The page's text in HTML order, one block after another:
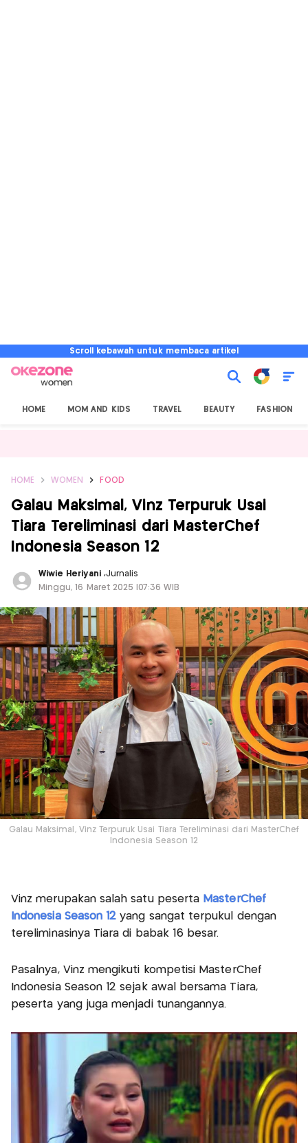
Scroll kebawah untuk membaca artikel
HOME MOM AND KIDS TRAVEL BEAUTY FASHION
HOME WOMEN FOOD
Galau Maksimal, Vinz Terpuruk Usai
Tiara Tereliminasi dari MasterChef
Indonesia Season 12
Wiwie Heriyani ,Jurnalis
Minggu, 16 Maret 2025 |07:36 WIB
Galau Maksimal, Vinz Terpuruk Usai Tiara Tereliminasi dari MasterChef
Indonesia Season 12
Vinz merupakan salah satu peserta MasterChef
Indonesia Season 12yang sangat terpukul dengan
tereliminasinya Tiara di babak 16 besar.
Pasalnya, Vinz mengikuti kompetisi MasterChef
Indonesia Season 12 sejak awal bersama Tiara,
peserta yang juga menjadi tunangannya.